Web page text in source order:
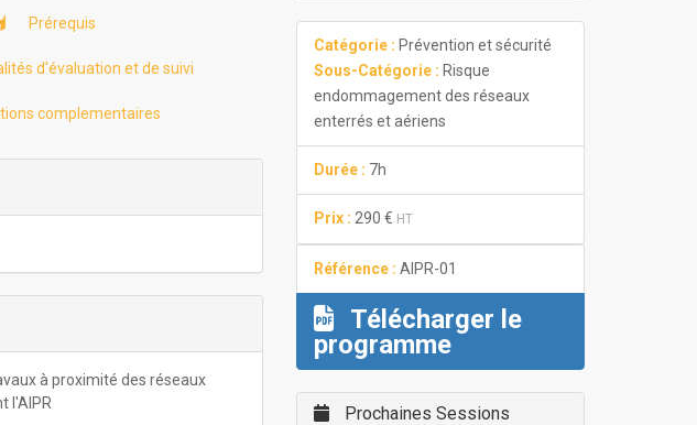
Prérequis
d'évaluation et de suivi
complementaires
à proximité des réseaux
l'AIPR
Catégorie : Prévention et sécurité
Sous-Catégorie : Risque
endommagement des réseaux
enterrés et aériens
Durée : 7h
Prix : 290 € HT
Référence : AIPR-01
Télécharger le
programme
Prochaines Sessions